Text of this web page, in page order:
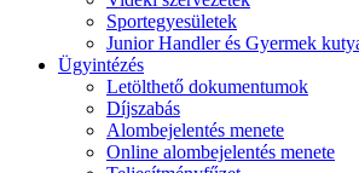
Sportegyesületek
Junior Handler és Gyermek
Ügyintézés
Letölthető dokumentumok
Díjszabás
Alombejelentés menete
Online alombejelentés menete